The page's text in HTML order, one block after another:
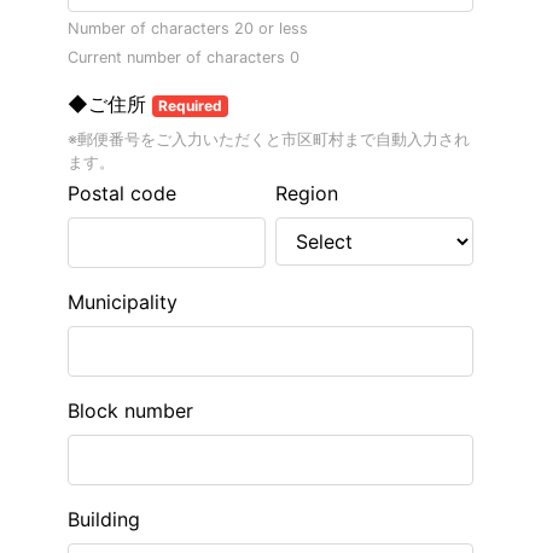
Number of characters 20 or less
Current number of characters 0
◆ご住所 Required
※郵便番号をご入力いただくと市区町村まで自動入力され
ます。
Postal code Region
Municipality
Block number
Building